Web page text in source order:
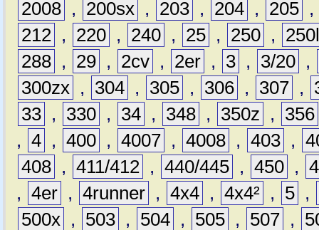
2008 , 200sx , 203 , 204 , 205 ,
212 , 220 , 240 , 25 , 250 ,
288 , 29 , 2cv , 2er , 3 , 3/20 ,
300zx , 304 , 305 , 306 , 307 ,
33 , 330 , 34 , 348 , 350z ,
356
, 4 , 400 , 4007 , 4008 , 403 ,
408 , 411/412 , 440/445 , 450 ,
, 4er , 4runner , 4x4 , 4x4² , 5 ,
500x , 503 , 504 , 505 , 507 ,